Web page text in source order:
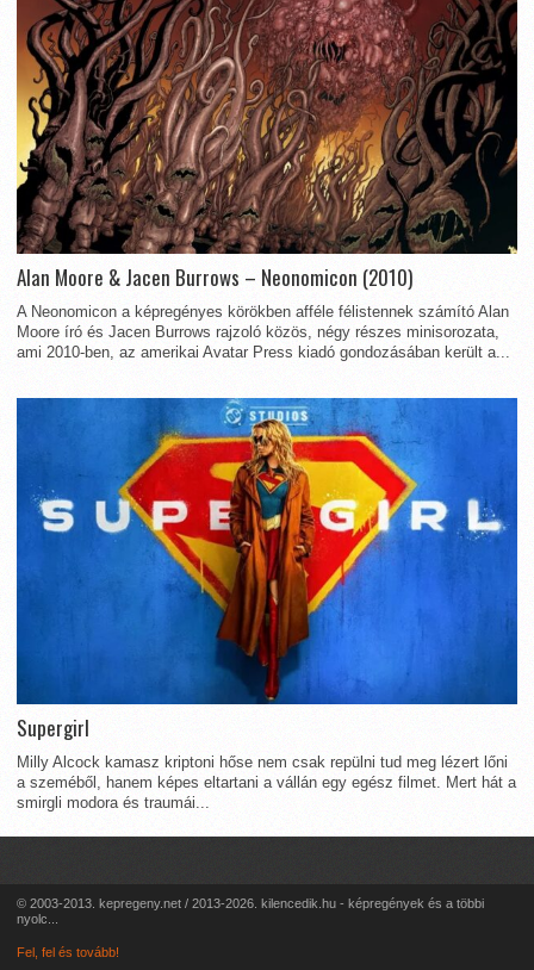
Alan Moore & Jacen Burrows – Neonomicon (2010)
A Neonomicon a képregényes körökben afféle félistennek számító Alan
Moore író és Jacen Burrows rajzoló közös, négy részes minisorozata,
ami 2010-ben, az amerikai Avatar Press kiadó gondozásában került a...
Supergirl
Milly Alcock kamasz kriptoni hőse nem csak repülni tud meg lézert lőni
a szeméből, hanem képes eltartani a vállán egy egész filmet. Mert hát a
smirgli modora és traumái...
© 2003-2013. kepregeny.net / 2013-2026. kilencedik.hu - képregények és a többi
nyolc...
Fel, fel és tovább!